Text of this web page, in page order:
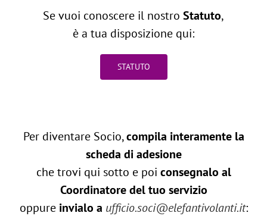
Se vuoi conoscere il nostro Statuto,
è a tua disposizione qui:
STATUTO
Per diventare Socio,compila interamente la
scheda di adesione
che trovi qui sotto e poi consegnalo al
Coordinatore del tuo servizio
oppure invialo a ufficio.soci@elefantivolanti.it: